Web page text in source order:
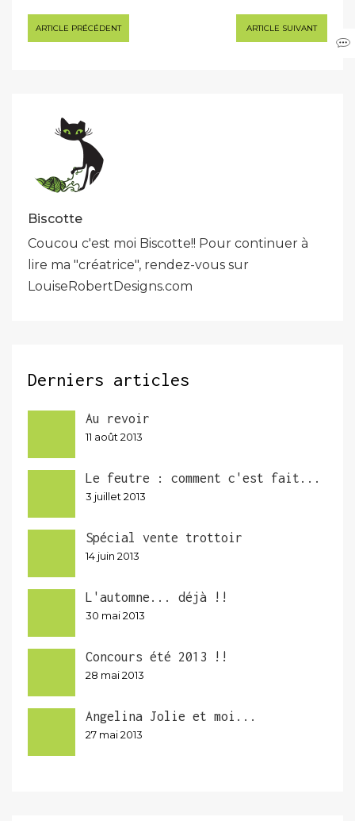
Navigation
de
ARTICLE PRÉCÉDENT ARTICLE SUIVANT
Biscotte
Coucou c'est moi Biscotte!! Pour continuer à
lire ma "créatrice", rendez-vous sur
LouiseRobertDesigns.com
Derniers articles
Au revoir
11 août 2013
Le feutre : comment c'est fait...
3 juillet 2013
Spécial vente trottoir
14 juin 2013
L'automne... déjà !!
30 mai 2013
Concours été 2013 !!
28 mai 2013
Angelina Jolie et moi...
27 mai 2013